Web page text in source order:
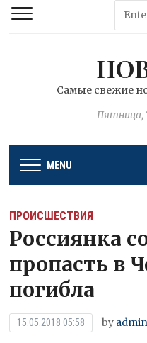
Самые свежие
Пятница,
MENU
ПРОИСШЕСТВИЯ
Россиянка
пропасть в
погибла
15.05.2018 05:58 by admin